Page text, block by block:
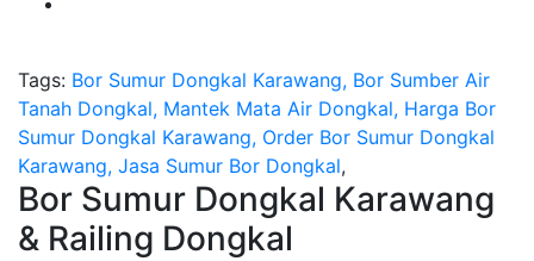
Tags: Bor Sumur Dongkal Karawang, Bor Sumber Air
Tanah Dongkal, Mantek Mata Air Dongkal, Harga Bor
Sumur Dongkal Karawang, Order Bor Sumur Dongkal
Karawang, Jasa Sumur Bor Dongkal,
Bor Sumur Dongkal Karawang
& Railing Dongkal